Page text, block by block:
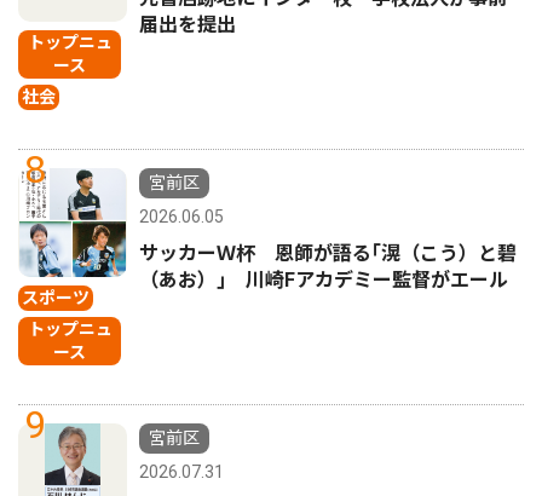
トップニュ
ース
社会
届出を提出
8
スポーツ
トップニュ
ース
宮前区
2026.06.05
サッカーＷ杯 恩師が語る｢滉（こう）と碧
（あお）｣ 川崎Fアカデミー監督がエール
9
宮前区
2026.07.31